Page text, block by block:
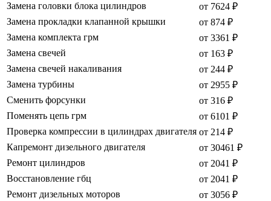
Замена головки блока цилиндров
от 7624 ₽
Замена прокладки клапанной крышки
от 874 ₽
Замена комплекта грм
от 3361 ₽
Замена свечей
от 163 ₽
Замена свечей накаливания
от 244 ₽
Замена турбины
от 2955 ₽
Сменить форсунки
от 316 ₽
Поменять цепь грм
от 6101 ₽
Проверка компрессии в цилиндрах двигателя от 214 ₽
Капремонт дизельного двигателя
от 30461 ₽
Ремонт цилиндров
от 2041 ₽
Восстановление гбц
от 2041 ₽
Ремонт дизельных моторов
от 3056 ₽